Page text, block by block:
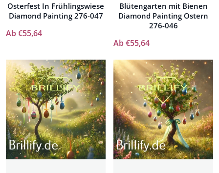
Osterfest In Frühlingswiese
Diamond Painting 276-047
Ab €55,64
Blütengarten mit Bienen
Diamond Painting Ostern
276-046
Ab €55,64